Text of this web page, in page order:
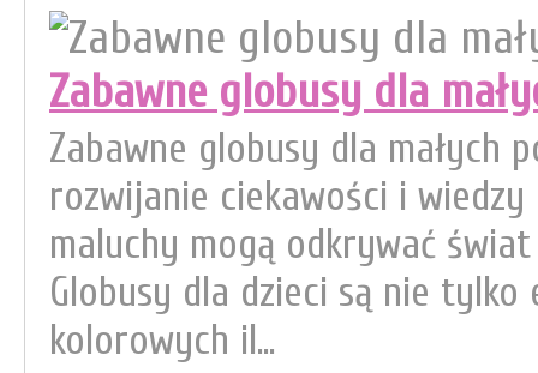
Zabawne globusy dla
Zabawne globusy dla małych
rozwijanie ciekawości i
maluchy mogą odkrywać
Globusy dla dzieci są nie tylko
kolorowych il...